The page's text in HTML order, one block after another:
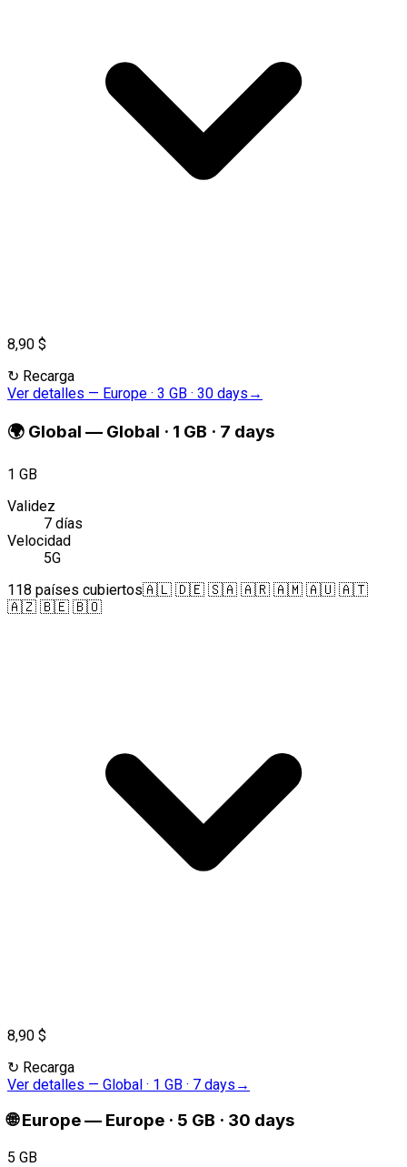
8,90 $
↻ Recarga
Ver detalles — Europe · 3 GB · 30 days →
🌍 Global — Global · 1 GB · 7 days
1 GB
Validez
7 días
Velocidad
5G
118 países cubiertos🇦🇱 🇩🇪 🇸🇦 🇦🇷 🇦🇲 🇦🇺 🇦🇹
🇦🇿 🇧🇪 🇧🇴
8,90 $
↻ Recarga
Ver detalles — Global · 1 GB · 7 days →
🌐 Europe— Europe · 5 GB · 30 days
5 GB